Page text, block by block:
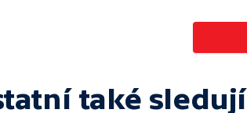
také sledují